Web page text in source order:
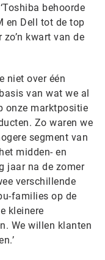
behoorde
en Dell tot de top
kwart van de
niet over één
van wat we al
onze marktpositie
Zo waren we
segment van
midden- en
jaar na de zomer
verschillende
families op de
kleinere
We willen klanten